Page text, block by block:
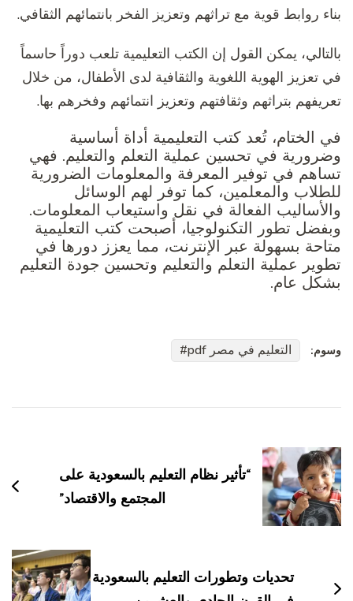
بناء روابط قوية مع تراثهم وتعزيز الفخر بانتمائهم الثقافي.
بالتالي، يمكن القول إن الكتب التعليمية تلعب دوراً حاسماً
في تعزيز الهوية اللغوية والثقافية لدى الأطفال، من خلال
تعريفهم بتراثهم وثقافتهم وتعزيز انتمائهم وفخرهم بها.
في الختام، تُعد كتب التعليمية أداة أساسية
وضرورية في تحسين عملية التعلم والتعليم. فهي
تساهم في توفير المعرفة والمعلومات الضرورية
للطلاب والمعلمين، كما توفر لهم الوسائل
والأساليب الفعالة في نقل واستيعاب المعلومات.
وبفضل تطور التكنولوجيا، أصبحت كتب التعليمية
متاحة بسهولة عبر الإنترنت، مما يعزز دورها في
تطوير عملية التعلم والتعليم وتحسين جودة التعليم
بشكل عام.
وسوم: التعليم في مصر pdf
بين
التدوينات
“تأثير نظام التعليم بالسعودية على
المجتمع والاقتصاد”
تحديات وتطورات التعليم بالسعودية